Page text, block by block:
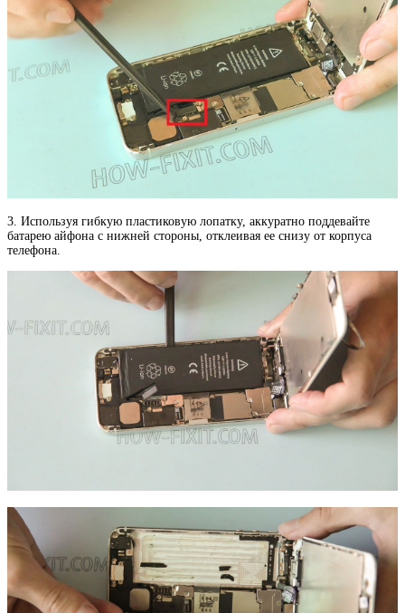
3. Используя гибкую пластиковую лопатку, аккуратно поддевайте
батарею айфона с нижней стороны, отклеивая ее снизу от корпуса
телефона.